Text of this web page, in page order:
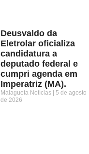
Deusvaldo da
Eletrolar oficializa
candidatura a
deputado federal e
cumpri agenda em
Imperatriz (MA).
Malagueta Notícias
5 de agosto
de 2026